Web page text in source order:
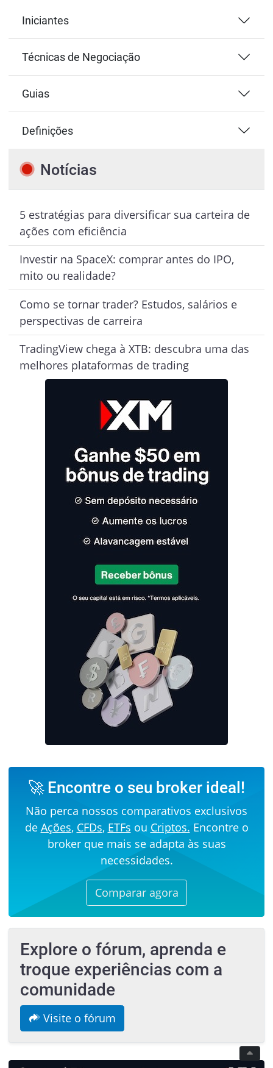
Iniciantes
Técnicas de Negociação
Guias
Definições
Notícias
5 estratégias para diversificar sua carteira de
ações com eficiência
Investir na SpaceX: comprar antes do IPO,
mito ou realidade?
Como se tornar trader? Estudos, salários e
perspectivas de carreira
TradingView chega à XTB: descubra uma das
melhores plataformas de trading
🚀 Encontre o seu broker ideal!
Não perca nossos comparativos exclusivos
de Ações, CFDs, ETFs ou Criptos. Encontre o
broker que mais se adapta às suas
necessidades.
Comparar agora
Explore o fórum, aprenda e
troque experiências com a
comunidade
Visite o fórum